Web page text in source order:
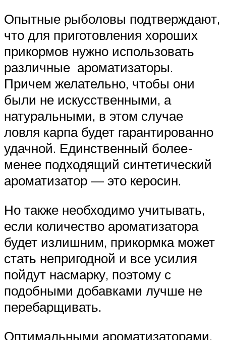
Опытные рыболовы подтверждают,
что для приготовления хороших
прикормов нужно использовать
различные ароматизаторы.
Причем желательно, чтобы они
были не искусственными, а
натуральными, в этом случае
ловля карпа будет гарантированно
удачной. Единственный более-
менее подходящий синтетический
ароматизатор — это керосин.
Но также необходимо учитывать,
если количество ароматизатора
будет излишним, прикормка может
стать непригодной и все усилия
пойдут насмарку, поэтому с
подобными добавками лучше не
перебарщивать.
Оптимальными ароматизаторами,